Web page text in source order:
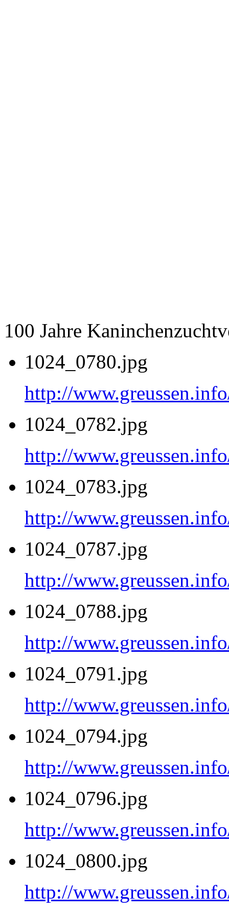
100 Jahre
1024_0780.jpg
http://
1024_0782.jpg
http://
1024_0783.jpg
http://
1024_0787.jpg
http://
1024_0788.jpg
http://
1024_0791.jpg
http://
1024_0794.jpg
http://
1024_0796.jpg
http://
1024_0800.jpg
http://